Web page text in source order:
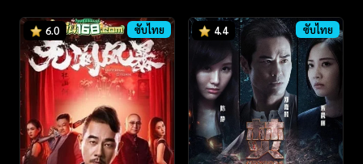
6.0 ซับไทย 4.4 ซับไทย